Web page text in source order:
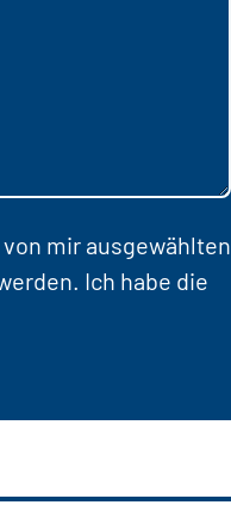
mir ausgewählten
Ich habe die